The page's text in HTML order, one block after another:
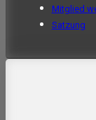
Mitglied
Satzung